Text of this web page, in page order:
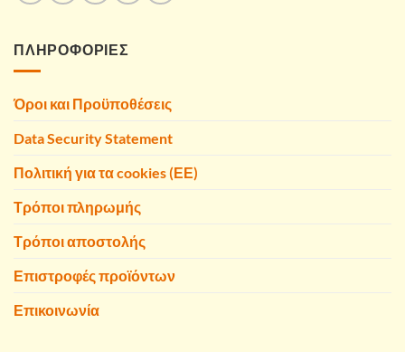
ΠΛΗΡΟΦΟΡΙΕΣ
Όροι και Προϋποθέσεις
Data Security Statement
Πολιτική για τα cookies (ΕΕ)
Τρόποι πληρωμής
Τρόποι αποστολής
Επιστροφές προϊόντων
Επικοινωνία